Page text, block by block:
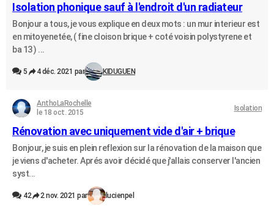
Isolation phonique sauf à l'endroit d'un radiateur
Bonjour a tous, je vous explique en deux mots : un mur interieur est
en mitoyenetée, ( fine cloison brique + coté voisin polystyrene et
ba 13 ) ...
5 4 déc. 2021 par KIDUGUEN
AnthoLaRochelle
le 18 oct. 2015
Isolation
Rénovation avec uniquement vide d'air + brique
Bonjour, je suis en plein reflexion sur la rénovation de la maison que
je viens d'acheter. Aprés avoir décidé que j'allais conserver l'ancien
syst...
42 2 nov. 2021 par lucienpel